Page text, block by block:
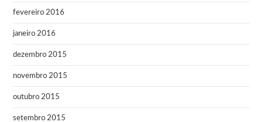
fevereiro 2016
janeiro 2016
dezembro 2015
novembro 2015
outubro 2015
setembro 2015